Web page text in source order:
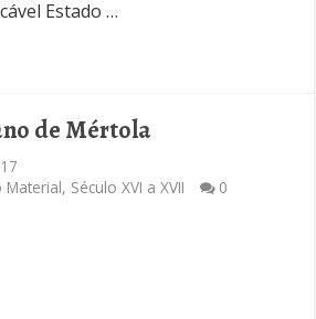
Estado …
de Mértola
Material, Século XVI a XVII 0